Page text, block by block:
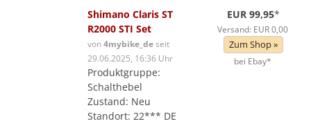
Shimano Claris ST
R2000 STI Set
von4mybike_deseit
29.06.2025, 16:36 Uhr
Produktgruppe:
Schalthebel
Zustand: Neu
Standort: 22*** DE
EUR 99,95*
Versand: EUR 0,00
Zum Shop »
bei Ebay*